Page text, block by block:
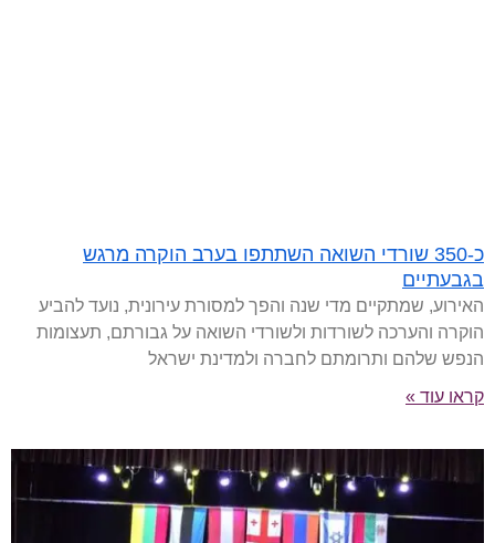
כ-350 שורדי השואה השתתפו בערב הוקרה מרגש
בגבעתיים
האירוע, שמתקיים מדי שנה והפך למסורת עירונית, נועד להביע
הוקרה והערכה לשורדות ולשורדי השואה על גבורתם, תעצומות
הנפש שלהם ותרומתם לחברה ולמדינת ישראל
קראו עוד »